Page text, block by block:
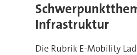
Technologien
Infrastruktur
Die Rubrik E-Mobility